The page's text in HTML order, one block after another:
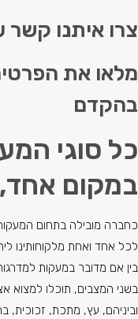
צרו איתנו קשר
מלאו את
בהקדם
כל סוגי
במקום אחד,
כחברה מובילה בתחום
לכל אחד ואחת מלקוחותינו
בין אם מדובר במעקות
בשני המצבים, תוכלו למצוא
וביניהם, עץ, מתכת, זכוכית,